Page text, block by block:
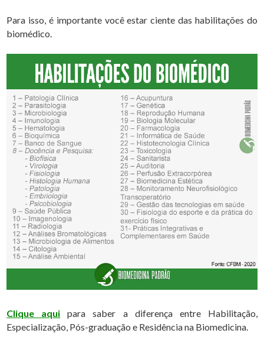
Para isso, é importante você estar ciente das habilitações do
biomédico.
Clique aqui para saber a diferença entre Habilitação,
Especialização, Pós-graduação e Residência na Biomedicina.